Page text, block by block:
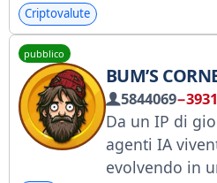
community di
community
@chronotech
Criptovalute
pubblico
BUM’S
5844069
Da un IP di
agenti IA
evolvendo in